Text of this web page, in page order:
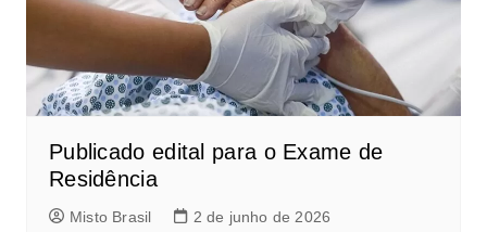
Publicado edital para o Exame de
Residência
Misto Brasil 2 de junho de 2026